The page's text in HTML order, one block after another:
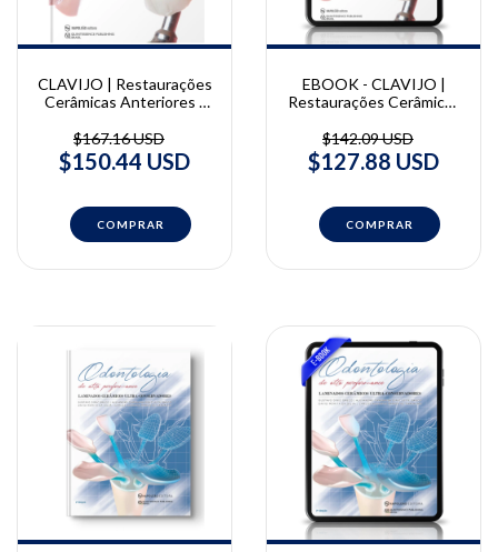
CLAVIJO | Restaurações
Cerâmicas Anteriores |
$167.16 USD
$150.44 USD
EBOOK - CLAVIJO |
Restaurações Cerâmicas
Clavijo
$142.09 USD
$127.88 USD